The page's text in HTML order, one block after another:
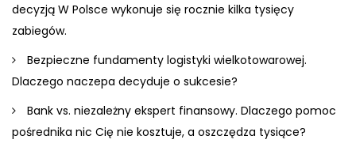
decyzją W Polsce wykonuje się rocznie kilka tysięcy
zabiegów.
Bezpieczne fundamenty logistyki wielkotowarowej.
Dlaczego naczepa decyduje o sukcesie?
Bank vs. niezależny ekspert finansowy. Dlaczego pomoc
pośrednika nic Cię nie kosztuje, a oszczędza tysiące?